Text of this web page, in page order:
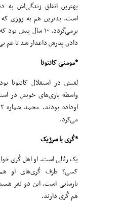
بهترین اتفاق زندگی‌اش
است. بدترین هم به روزی
برمی‌گردد. ۱۰ سال
دادن پدرش داغدار شد تا غم
*مومنی کانتونا
لقبش در استقلال کانتونا
واسطه بازی‌های خوبش در
می‌کرد.
*کُری با سرژیک
یک رئالی است. او اهل کُری
کسی؟ طرف کُری‌های او
بارسایی است. این دو نفر
هم کُری دارند.